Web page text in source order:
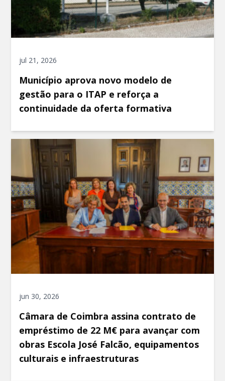
jul 21, 2026
Município aprova novo modelo de
gestão para o ITAP e reforça a
continuidade da oferta formativa
jun 30, 2026
Câmara de Coimbra assina contrato de
empréstimo de 22 M€ para avançar com
obras Escola José Falcão, equipamentos
culturais e infraestruturas